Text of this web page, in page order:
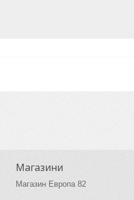
Магазини
Магазин Европа 82